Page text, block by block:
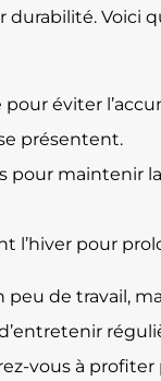
Voici
éviter
présentent.
pour maintenir
l’hiver pour
de travail,
vous à